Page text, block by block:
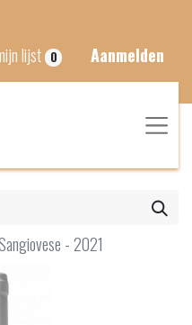
lijst 0 Aanmelden
- 2021